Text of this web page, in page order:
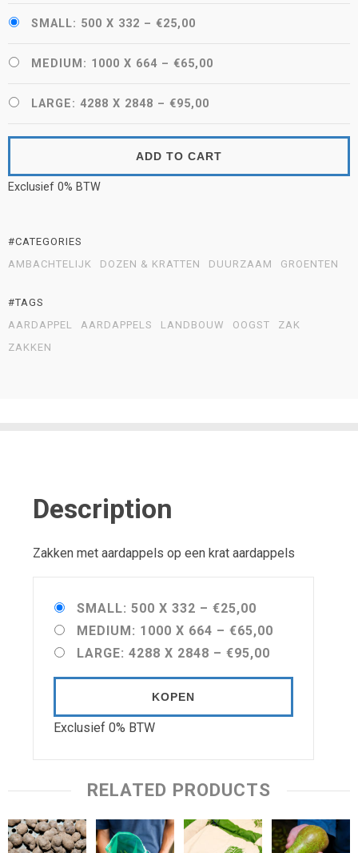
SMALL: 500 X 332 – €25,00
MEDIUM: 1000 X 664 – €65,00
LARGE: 4288 X 2848 – €95,00
ADD TO CART
Exclusief 0% BTW
#CATEGORIES
AMBACHTELIJK
DOZEN & KRATTEN DUURZAAM GROENTEN
#TAGS
AARDAPPEL
AARDAPPELS LANDBOUW OOGST
ZAK
ZAKKEN
Description
Zakken met aardappels op een krat aardappels
SMALL: 500 X 332 – €25,00
MEDIUM: 1000 X 664 – €65,00
LARGE: 4288 X 2848 – €95,00
KOPEN
Exclusief 0% BTW
RELATED PRODUCTS